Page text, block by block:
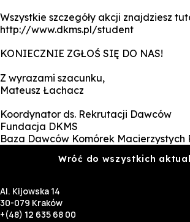
Wszystkie szczegóły akcji znajdziesz
http://www.dkms.pl/student
KONIECZNIE ZGŁOŚ SIĘ DO NAS!
Z wyrazami szacunku,
Mateusz Łachacz
Koordynator ds. Rekrutacji Dawców
Fundacja DKMS
Baza Dawców Komórek Macierzystych
Wróć do wszystkich
Al. Kijowska 14
30-079 Kraków
+(48) 12 635 68 00